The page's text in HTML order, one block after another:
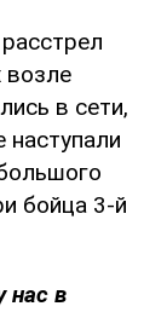
возле
в сети,
наступали
бойца 3-й
нас в